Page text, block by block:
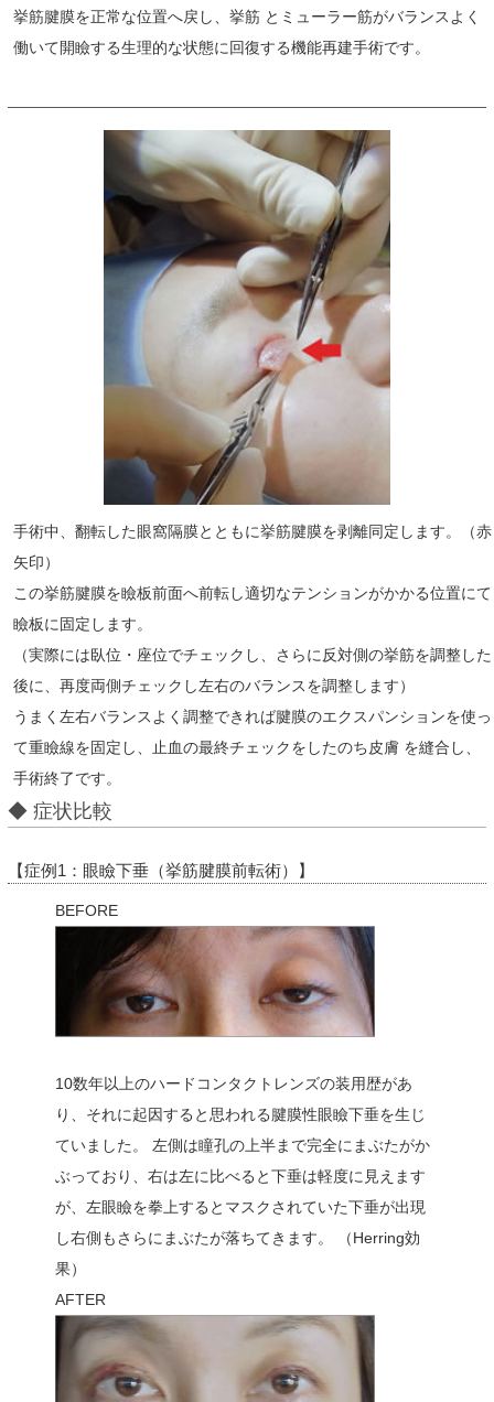
挙筋腱膜を正常な位置へ戻し、挙筋 とミューラー筋がバランスよく
働いて開瞼する生理的な状態に回復する機能再建手術です。
手術中、翻転した眼窩隔膜とともに挙筋腱膜を剥離同定します。（赤
矢印）
この挙筋腱膜を瞼板前面へ前転し適切なテンションがかかる位置にて
瞼板に固定します。
（実際には臥位・座位でチェックし、さらに反対側の挙筋を調整した
後に、再度両側チェックし左右のバランスを調整します）
うまく左右バランスよく調整できれば腱膜のエクスパンションを使っ
て重瞼線を固定し、止血の最終チェックをしたのち皮膚 を縫合し、
手術終了です。
◆ 症状比較
【症例1：眼瞼下垂（挙筋腱膜前転術）】
BEFORE
10数年以上のハードコンタクトレンズの装用歴があ
り、それに起因すると思われる腱膜性眼瞼下垂を生じ
ていました。 左側は瞳孔の上半まで完全にまぶたがか
ぶっており、右は左に比べると下垂は軽度に見えます
が、左眼瞼を拳上するとマスクされていた下垂が出現
し右側もさらにまぶたが落ちてきます。 （Herring効
果）
AFTER